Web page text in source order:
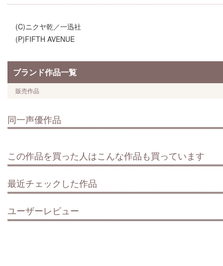
(C)ニクヤ乾／一迅社
(P)FIFTH AVENUE
ブランド作品一覧
販売作品
同一声優作品
この作品を買った人はこんな作品も買っています
最近チェックした作品
ユーザーレビュー